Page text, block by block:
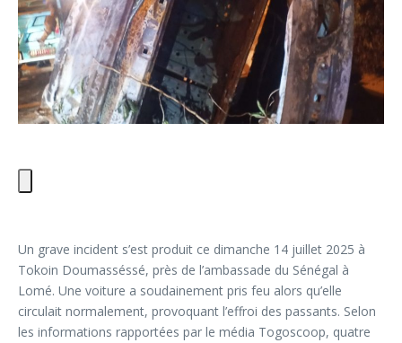
Un grave incident s’est produit ce dimanche 14 juillet 2025 à
Tokoin Doumasséssé, près de l’ambassade du Sénégal à
Lomé. Une voiture a soudainement pris feu alors qu’elle
circulait normalement, provoquant l’effroi des passants. Selon
les informations rapportées par le média Togoscoop, quatre